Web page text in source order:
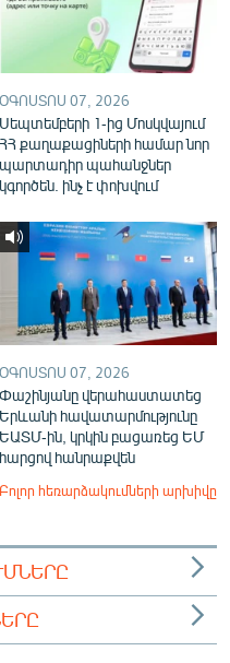
ՕԳՈՍՏՈՍ 07, 2026
Սեպտեմբերի 1-ից Մոսկվայում
ՀՀ քաղաքացիների համար նոր
պարտադիր պահանջներ
կգործեն. ինչ է փոխվում
ՕԳՈՍՏՈՍ 07, 2026
Փաշինյանը վերահաստատեց
Երևանի հավատարմությունը
ԵԱՏՄ-ին, կրկին բացառեց ԵՄ
հարցով հանրաքվեն
Բոլոր հեռարձակումների արխիվը